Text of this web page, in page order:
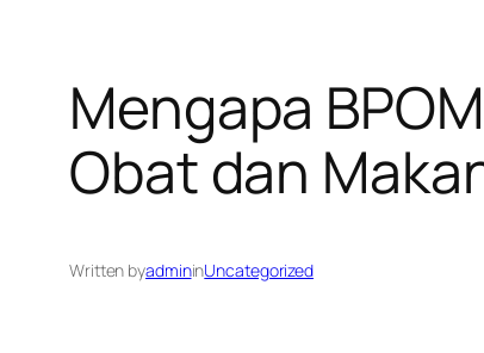
Mengapa
Obat dan
Written byadmininUncategorized